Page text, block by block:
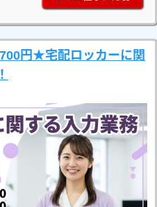
円★宅配ロッカーに関